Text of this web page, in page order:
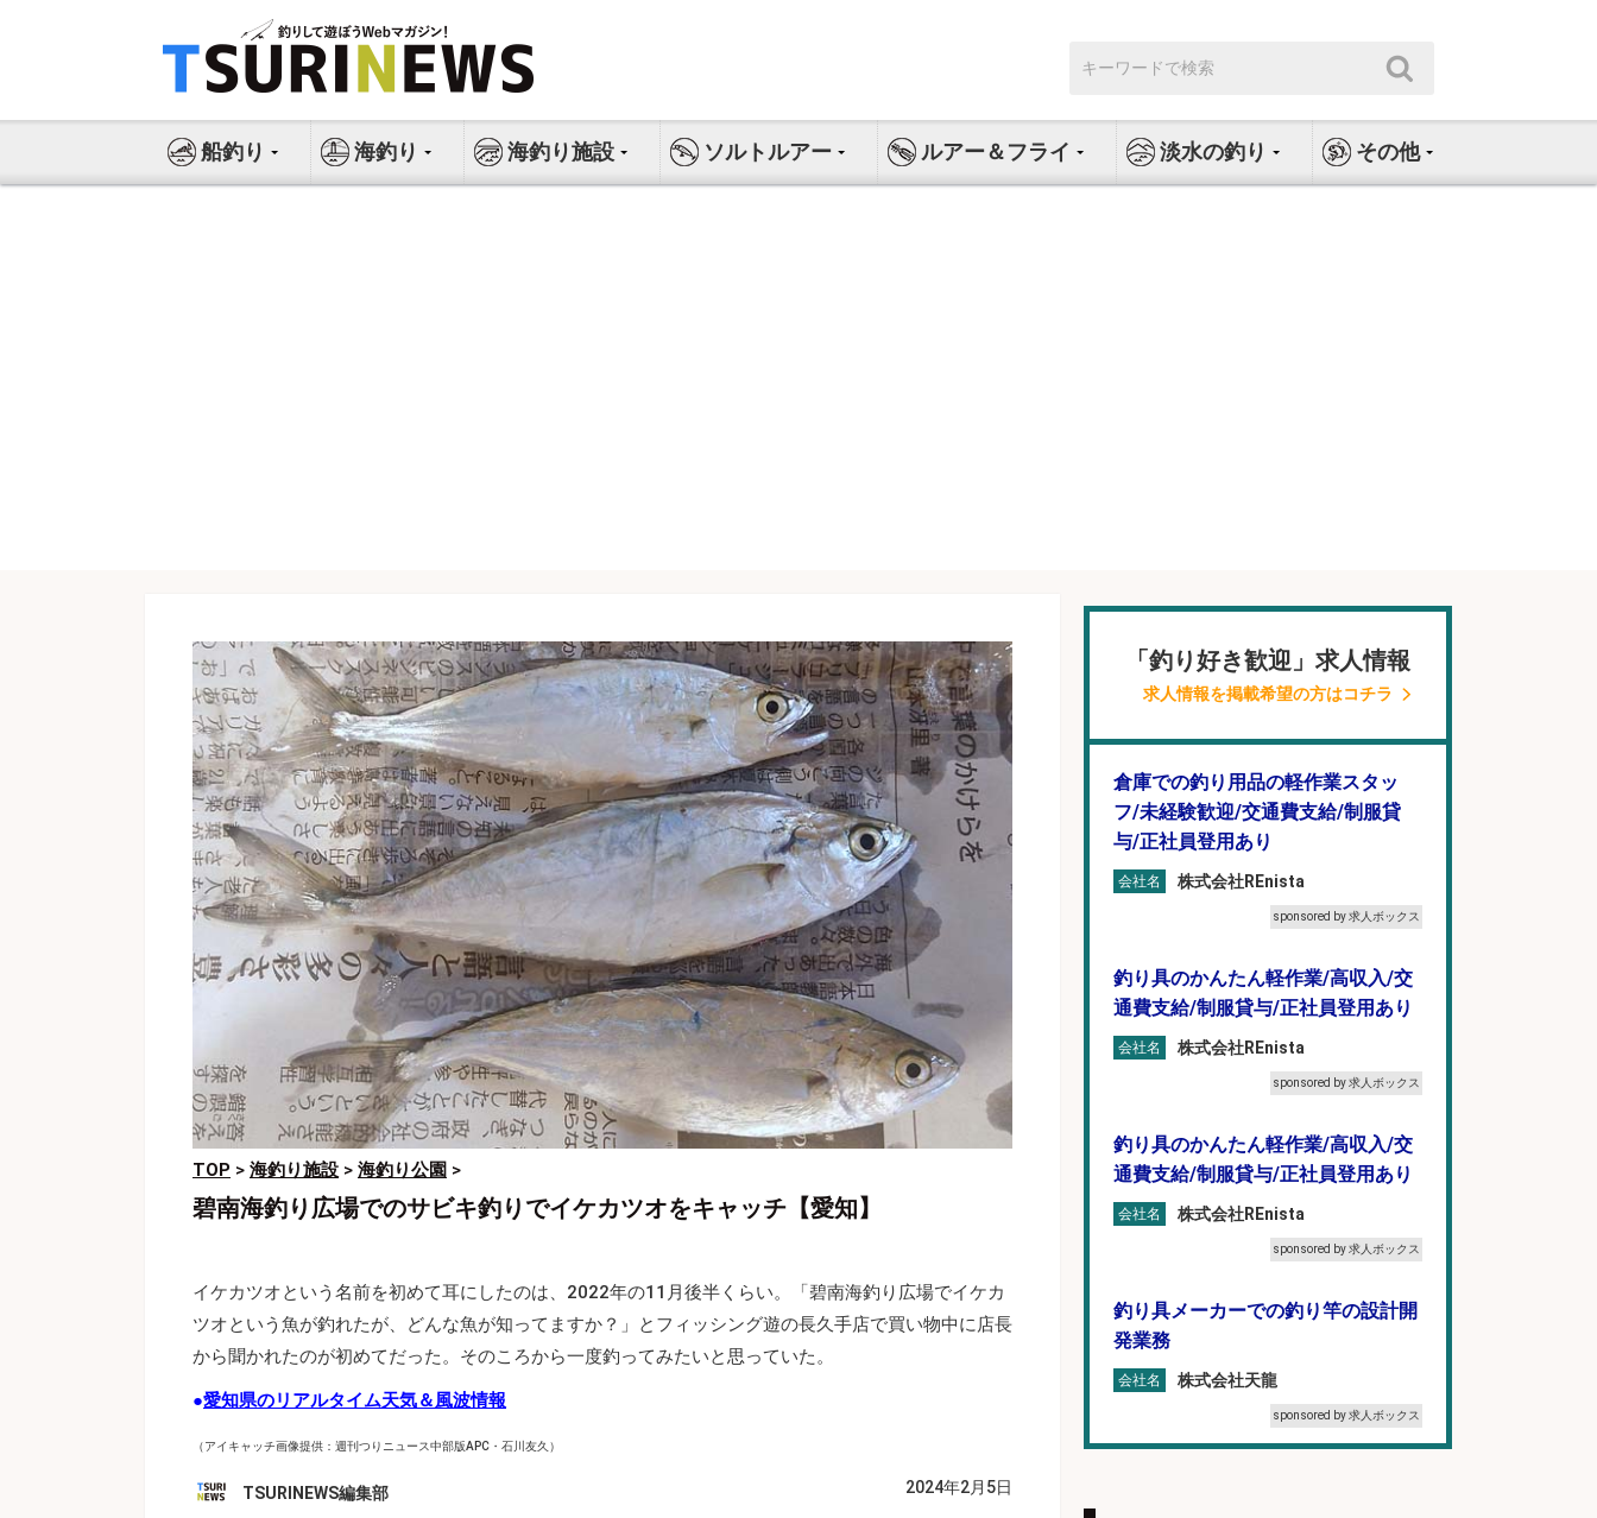
ス
索:
船釣り 海釣り 海釣り施設 ソルトルアー ルアー＆フライ 淡水の釣り その他
TOP > 海釣り施設 > 海釣り公園 >
碧南海釣り広場でのサビキ釣りでイケカツオをキャッチ【愛知】
イケカツオという名前を初めて耳にしたのは、2022年の11月後半くらい。「碧南海釣り広場でイケカ
ツオという魚が釣れたが、どんな魚が知ってますか？」とフィッシング遊の長久手店で買い物中に店長
から聞かれたのが初めてだった。そのころから一度釣ってみたいと思っていた。
●愛知県のリアルタイム天気＆風波情報
（アイキャッチ画像提供：週刊つりニュース中部版APC・石川友久）
TSURINEWS編集部 2024年2月5日
「釣り好き歓迎」求人情報
求人情報を掲載希望の方はコチラ
倉庫での釣り用品の軽作業スタッ
フ/未経験歓迎/交通費支給/制服貸
与/正社員登用あり
会社名 株式会社REnista
sponsored by 求人ボックス
釣り具のかんたん軽作業/高収入/交
通費支給/制服貸与/正社員登用あり
会社名 株式会社REnista
sponsored by 求人ボックス
釣り具のかんたん軽作業/高収入/交
通費支給/制服貸与/正社員登用あり
会社名 株式会社REnista
sponsored by 求人ボックス
釣り具メーカーでの釣り竿の設計開
発業務
会社名 株式会社天龍
sponsored by 求人ボックス